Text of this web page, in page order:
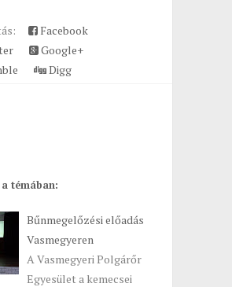
Facebook
Google+
Digg
témában:
Bűnmegelőzési előadás
Vasmegyeren
A Vasmegyeri Polgárőr
Egyesület a kemecsei